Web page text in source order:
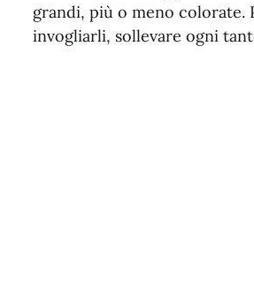
grandi, più o meno colorate.
invogliarli, sollevare ogni